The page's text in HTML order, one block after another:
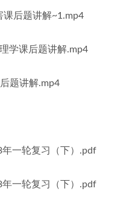
课后题讲解~1.mp4
学课后题讲解.mp4
题讲解.mp4
一轮复习（下）.pdf
一轮复习（下）.pdf